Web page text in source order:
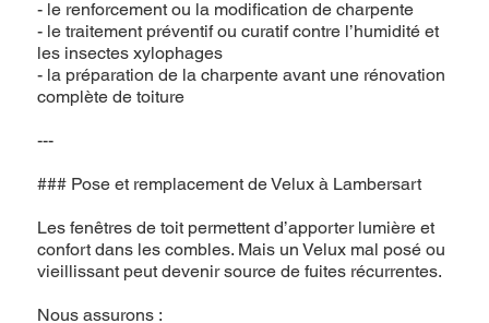
- le renforcement ou la modification de charpente
- le traitement préventif ou curatif contre l’humidité et
les insectes xylophages
- la préparation de la charpente avant une rénovation
complète de toiture
---
### Pose et remplacement de Velux à Lambersart
Les fenêtres de toit permettent d’apporter lumière et
confort dans les combles. Mais un Velux mal posé ou
vieillissant peut devenir source de fuites récurrentes.
Nous assurons :